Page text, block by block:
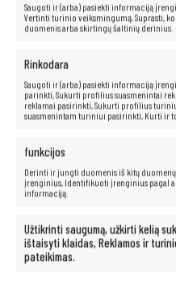
Saugoti ir (arba) pasiekti informaciją
Vertinti turinio veiksmingumą, Suprasti,
duomenis arba skirtingų šaltinių derinius.
Rinkodara
Saugoti ir (arba) pasiekti informaciją
parinkti, Sukurti profilius suasmenintai
reklamai pasirinkti, Sukurti profilius
suasmenintam turiniui pasirinkti, Kurti ir
funkcijos
Derinti ir jungti duomenis iš kitų
įrenginius, Identifikuoti įrenginius pagal
informaciją.
Užtikrinti saugumą, užkirti kelią
ištaisyti klaidas, Reklamos ir
pateikimas.
„Intel Core i5“procesoriai yra
galingo ir greito kompiuterio. Jie
mėgautis greitu failų ir programų
galimybes ir sklandų aukštos
Neribotos
po ranka!
Kompiuteris taip pat idealiai tinka
Be vargo transliuokite filmus ir
„Facebook“.